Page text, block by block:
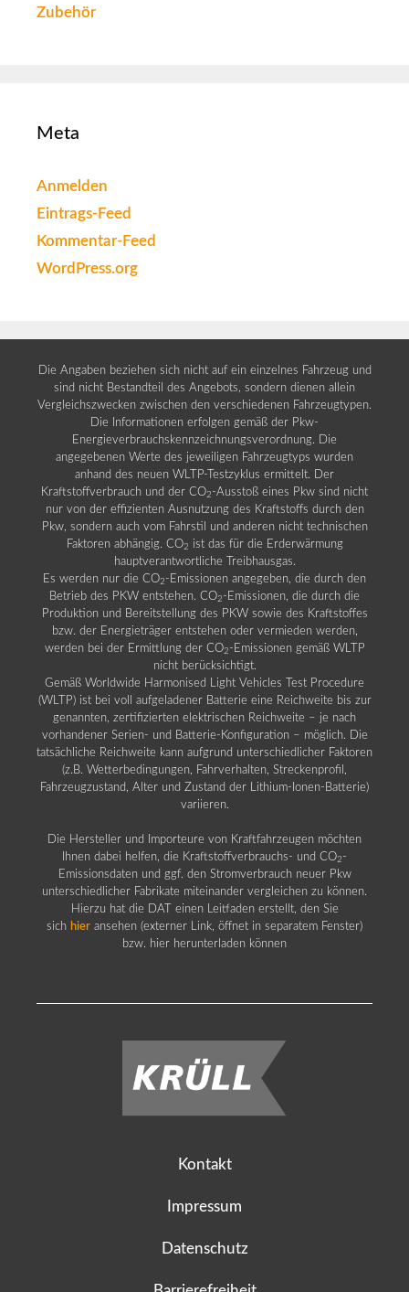
Zubehör
Meta
Anmelden
Eintrags-Feed
Kommentar-Feed
WordPress.org
Die Angaben beziehen sich nicht auf ein einzelnes Fahrzeug und
sind nicht Bestandteil des Angebots, sondern dienen allein
Vergleichszwecken zwischen den verschiedenen Fahrzeugtypen.
Die Informationen erfolgen gemäß der Pkw-
Energieverbrauchskennzeichnungsverordnung. Die
angegebenen Werte des jeweiligen Fahrzeugtyps wurden
anhand des neuen WLTP-Testzyklus ermittelt. Der
Kraftstoffverbrauch und der CO2 -Ausstoß eines Pkw sind nicht
nur von der effizienten Ausnutzung des Kraftstoffs durch den
Pkw, sondern auch vom Fahrstil und anderen nicht technischen
Faktoren abhängig. CO2 ist das für die Erderwärmung
hauptverantwortliche Treibhausgas.
Es werden nur die CO2 -Emissionen angegeben, die durch den
Betrieb des PKW entstehen. CO2 -Emissionen, die durch die
Produktion und Bereitstellung des PKW sowie des Kraftstoffes
bzw. der Energieträger entstehen oder vermieden werden,
werden bei der Ermittlung der CO2 -Emissionen gemäß WLTP
nicht berücksichtigt.
Gemäß Worldwide Harmonised Light Vehicles Test Procedure
(WLTP) ist bei voll aufgeladener Batterie eine Reichweite bis zur
genannten, zertifizierten elektrischen Reichweite – je nach
vorhandener Serien- und Batterie-Konfiguration – möglich. Die
tatsächliche Reichweite kann aufgrund unterschiedlicher Faktoren
(z.B. Wetterbedingungen, Fahrverhalten, Streckenprofil,
Fahrzeugzustand, Alter und Zustand der Lithium-Ionen-Batterie)
variieren.
Die Hersteller und Importeure von Kraftfahrzeugen möchten
Ihnen dabei helfen, die Kraftstoffverbrauchs- und CO2 -
Emissionsdaten und ggf. den Stromverbrauch neuer Pkw
unterschiedlicher Fabrikate miteinander vergleichen zu können.
Hierzu hat die DAT einen Leitfaden erstellt, den Sie
sich hier ansehen (externer Link, öffnet in separatem Fenster)
bzw. hier herunterladen können
Kontakt
Impressum
Datenschutz